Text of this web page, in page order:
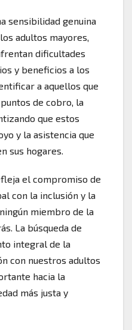
sensibilidad genuina
adultos mayores,
dificultades
y beneficios a los
a aquellos que
de cobro, la
que estos
y la asistencia que
sus hogares.
el compromiso de
con la inclusión y la
miembro de la
La búsqueda de
integral de la
con nuestros adultos
hacia la
más justa y